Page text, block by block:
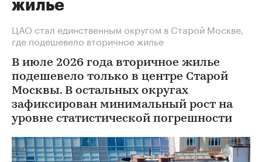
жилье
ЦАО стал единственным округом в Старой Москве,
где подешевело вторичное жилье
В июле 2026 года вторичное жилье
подешевело только в центре Старой
Москвы. В остальных округах
зафиксирован минимальный рост на
уровне статистической погрешности